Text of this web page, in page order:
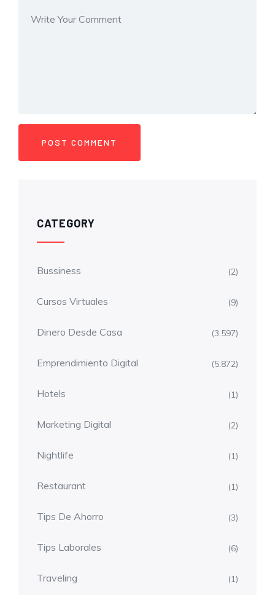
CATEGORY
Bussiness (2)
Cursos Virtuales (9)
Dinero Desde Casa (3.597)
Emprendimiento Digital (5.872)
Hotels (1)
Marketing Digital (2)
Nightlife (1)
Restaurant (1)
Tips De Ahorro (3)
Tips Laborales (6)
Traveling (1)